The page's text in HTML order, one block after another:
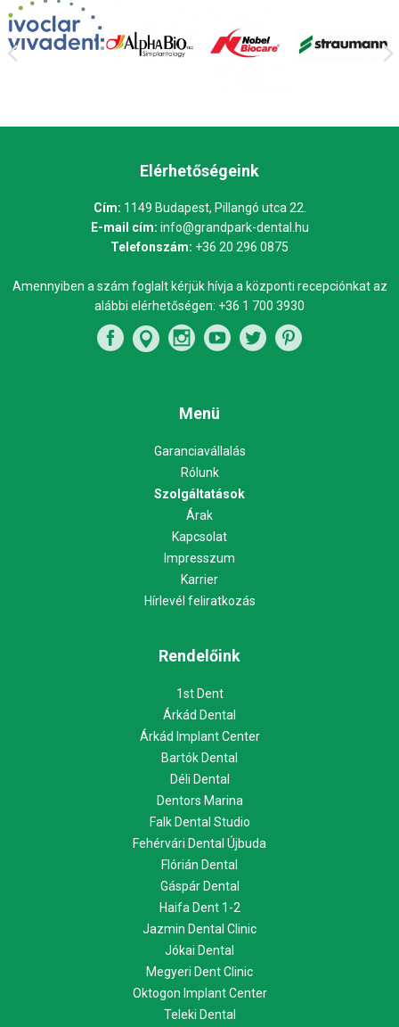
Elérhetőségeink
Cím: 1149 Budapest, Pillangó utca 22.
E-mail cím: info@grandpark-dental.hu
Telefonszám: +36 20 296 0875
Amennyiben a szám foglalt kérjük hívja a központi recepciónkat az
alábbi elérhetőségen: +36 1 700 3930
Menü
Garanciavállalás
Rólunk
Szolgáltatások
Árak
Kapcsolat
Impresszum
Karrier
Hírlevél feliratkozás
Rendelőink
1st Dent
Árkád Dental
Árkád Implant Center
Bartók Dental
Déli Dental
Dentors Marina
Falk Dental Studio
Fehérvári Dental Újbuda
Flórián Dental
Gáspár Dental
Haifa Dent 1-2
Jazmin Dental Clinic
Jókai Dental
Megyeri Dent Clinic
Oktogon Implant Center
Teleki Dental